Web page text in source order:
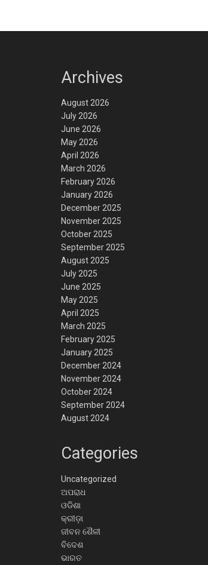
Archives
August 2026
July 2026
June 2026
May 2026
April 2026
March 2026
February 2026
January 2026
December 2025
November 2025
October 2025
September 2025
August 2025
July 2025
June 2025
May 2025
April 2025
March 2025
February 2025
January 2025
December 2024
November 2024
October 2024
September 2024
August 2024
Categories
Uncategorized
ଅପରାଧ
ଓଡିଶା
କ୍ରୀଡ଼ା
ଜୀବନ ଶୈଳୀ
ବିଦେଶ
ଭାରତ